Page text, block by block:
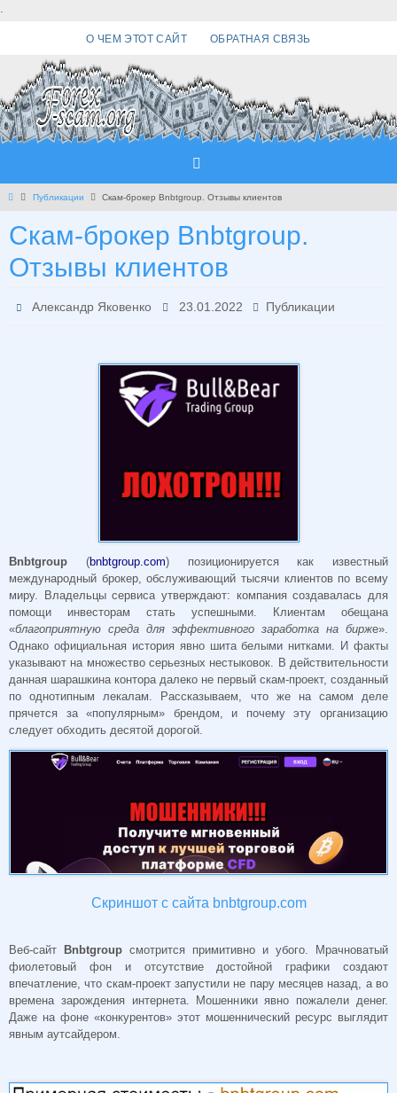
.
О ЧЕМ ЭТОТ САЙТ ОБРАТНАЯ СВЯЗЬ
Главная
Публикации Скам-брокер Bnbtgroup. Отзывы клиентов
Скам-брокер Bnbtgroup.
Отзывы клиентов
Александр Яковенко 23.01.2022 Публикации
Bnbtgroup (bnbtgroup.com) позиционируется как известный
международный брокер, обслуживающий тысячи клиентов по всему
миру. Владельцы сервиса утверждают: компания создавалась для
помощи инвесторам стать успешными. Клиентам обещана
«благоприятную среда для эффективного заработка на бирже».
Однако официальная история явно шита белыми нитками. И факты
указывают на множество серьезных нестыковок. В действительности
данная шарашкина контора далеко не первый скам-проект, созданный
по однотипным лекалам. Рассказываем, что же на самом деле
прячется за «популярным» брендом, и почему эту организацию
следует обходить десятой дорогой.
Скриншот с сайта bnbtgroup.com
Веб-сайт Bnbtgroup смотрится примитивно и убого. Мрачноватый
фиолетовый фон и отсутствие достойной графики создают
впечатление, что скам-проект запустили не пару месяцев назад, а во
времена зарождения интернета. Мошенники явно пожалели денег.
Даже на фоне «конкурентов» этот мошеннический ресурс выглядит
явным аутсайдером.